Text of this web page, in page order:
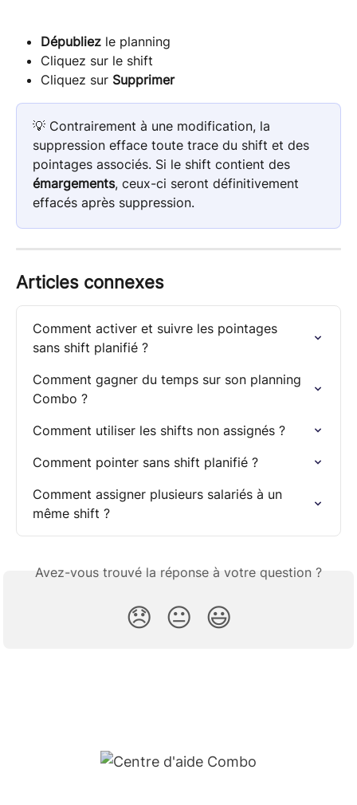
Dépubliez le planning
Cliquez sur le shift
Cliquez sur Supprimer
💡 Contrairement à une modification, la
suppression efface toute trace du shift et des
pointages associés. Si le shift contient des
émargements, ceux-ci seront définitivement
effacés après suppression.
Articles connexes
Comment activer et suivre les pointages
sans shift planifié ?
Comment gagner du temps sur son planning
Combo ?
Comment utiliser les shifts non assignés ?
Comment pointer sans shift planifié ?
Comment assigner plusieurs salariés à un
même shift ?
Avez-vous trouvé la réponse à votre question ?
😞 😐 😃